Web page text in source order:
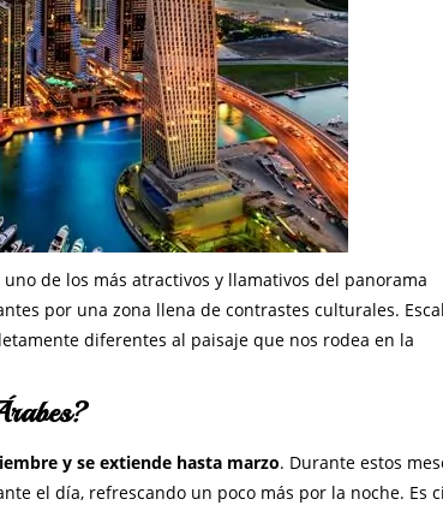
uno de los más atractivos y llamativos del panorama
por una zona llena de contrastes culturales.
diferentes al paisaje que nos rodea en la
y se extiende hasta marzo. Durante estos
el día, refrescando un poco más por la noche. Es